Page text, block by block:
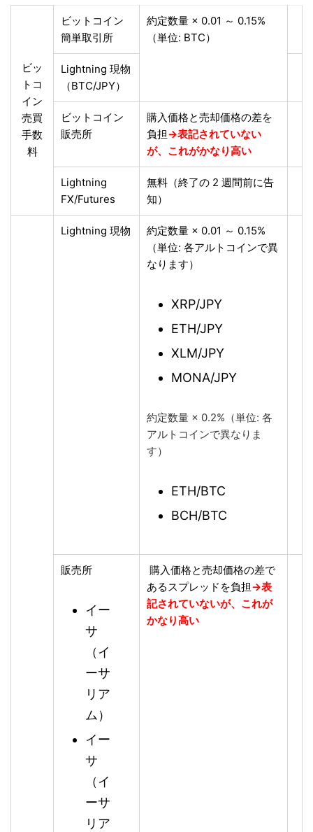
ビッ
トコ
イン
売買
手数
料
ビットコイン
簡単取引所
約定数量 × 0.01 ～ 0.15%
（単位: BTC）
Lightning 現物
（BTC/JPY）
ビットコイン
販売所
購入価格と売却価格の差を
負担→表記されていない
が、これがかなり高い
Lightning
FX/Futures
無料（終了の 2 週間前に告
知）
Lightning 現物
約定数量 × 0.01 ～ 0.15%
（単位: 各アルトコインで異
なります）
XRP/JPY
ETH/JPY
XLM/JPY
MONA/JPY
約定数量 × 0.2%（単位: 各
アルトコインで異なりま
す）
ETH/BTC
BCH/BTC
販売所
イー
サ
（イ
ーサ
リア
ム）
イー
サ
（イ
ーサ
リア
購入価格と売却価格の差で
あるスプレッドを負担→表
記されていないが、これが
かなり高い